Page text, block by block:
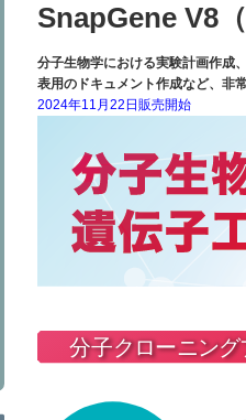
SnapGene V8
分子生物学における実験計画作成
表用のドキュメント作成など、非
2024年11月22日販売開始